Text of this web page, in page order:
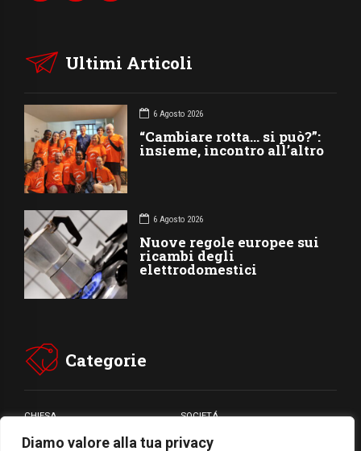
Diamo valore alla tua privacy
Ultimi Articoli
6 Agosto 2026
“Cambiare rotta… si può?”:
insieme, incontro all’altro
6 Agosto 2026
Nuove regole europee sui
ricambi degli
elettrodomestici
Categorie
CHIESA SOCIETÁ
CARITÁ GIUBILEO